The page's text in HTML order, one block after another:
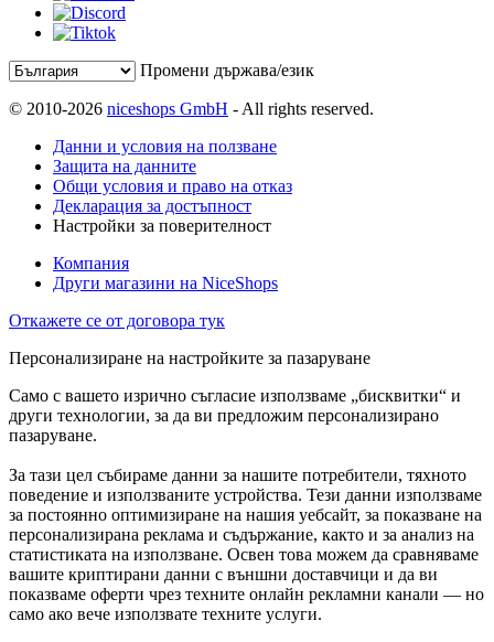
Промени държава/език
© 2010-2026 niceshops GmbH - All rights reserved.
Данни и условия на ползване
Защита на данните
Общи условия и право на отказ
Декларация за достъпност
Настройки за поверителност
Компания
Други магазини на NiceShops
Откажете се от договора тук
Персонализиране на настройките за пазаруване
Само с вашето изрично съгласие използваме „бисквитки“ и
други технологии, за да ви предложим персонализирано
пазаруване.
За тази цел събираме данни за нашите потребители, тяхното
поведение и използваните устройства. Тези данни използваме
за постоянно оптимизиране на нашия уебсайт, за показване на
персонализирана реклама и съдържание, както и за анализ на
статистиката на използване. Освен това можем да сравняваме
вашите криптирани данни с външни доставчици и да ви
показваме оферти чрез техните онлайн рекламни канали — но
само ако вече използвате техните услуги.